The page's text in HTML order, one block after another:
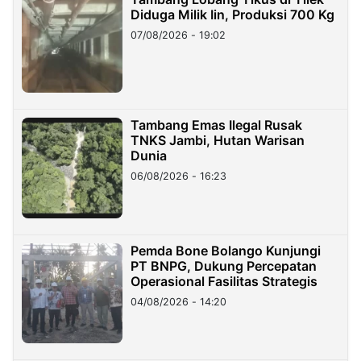
Diduga Milik Iin, Produksi 700 Kg
07/08/2026 - 19:02
Tambang Emas Ilegal Rusak
TNKS Jambi, Hutan Warisan
Dunia
06/08/2026 - 16:23
Pemda Bone Bolango Kunjungi
PT BNPG, Dukung Percepatan
Operasional Fasilitas Strategis
04/08/2026 - 14:20